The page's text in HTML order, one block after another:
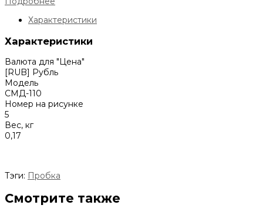
Характеристики
Характеристики
Валюта для "Цена"
[RUB] Рубль
Модель
СМД-110
Номер на рисунке
5
Вес, кг
0,17
Тэги: Пробка
Смотрите также